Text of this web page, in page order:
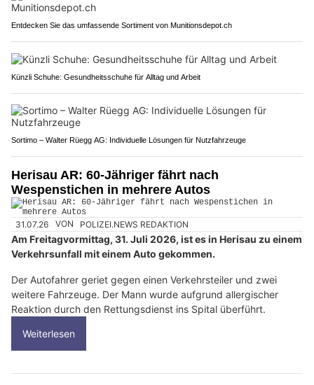
Entdecken Sie das umfassende Sortiment von Munitionsdepot.ch
Künzli Schuhe: Gesundheitsschuhe für Alltag und Arbeit
Sortimo – Walter Rüegg AG: Individuelle Lösungen für Nutzfahrzeuge
Herisau AR: 60-Jähriger fährt nach
Wespenstichen in mehrere Autos
31.07.26 VON POLIZEI.NEWS REDAKTION
Am Freitagvormittag, 31. Juli 2026, ist es in Herisau zu einem
Verkehrsunfall mit einem Auto gekommen.
Der Autofahrer geriet gegen einen Verkehrsteiler und zwei
weitere Fahrzeuge. Der Mann wurde aufgrund allergischer
Reaktion durch den Rettungsdienst ins Spital überführt.
Weiterlesen